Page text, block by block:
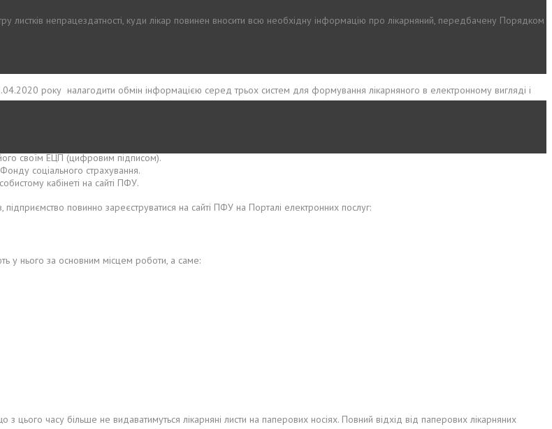
листків непрацездатності, куди лікар повинен вносити всю необхідну інформацію про лікарняний, передбачену Порядком
року налагодити обмін інформацією серед трьох систем для формування лікарняного в електронному вигляді і
його своїм ЕЦП (цифровим підписом).
соціального страхування.
кабінеті на сайті ПФУ.
повинно зареєструватися на сайті ПФУ на Порталі електронних послуг:
у нього за основним місцем роботи, а саме:
часу більше не видаватимуться лікарняні листи на паперових носіях. Повний відхід від паперових лікарняних